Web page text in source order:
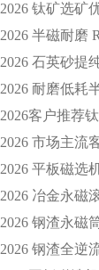
2026 平板磁选
2026 钢渣全逆